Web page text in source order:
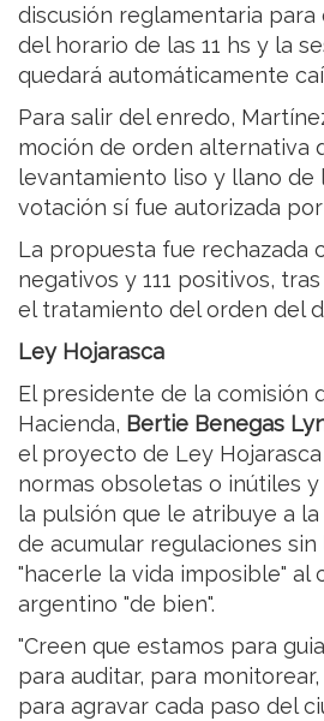
discusión reglamentaria para
del horario de las 11 hs y la
quedará automáticamente
Para salir del enredo,
moción de orden alternativa
levantamiento liso y llano de
votación sí fue autorizada
La propuesta fue rechazada
negativos y 111 positivos,
el tratamiento del orden del
Ley Hojarasca
El presidente de la comisión
Hacienda, Bertie Benegas
el proyecto de Ley
normas obsoletas o inútiles
la pulsión que le atribuye a
de acumular regulaciones
"hacerle la vida imposible" al
argentino "de bien".
"Creen que estamos para
para auditar, para
para agravar cada paso del